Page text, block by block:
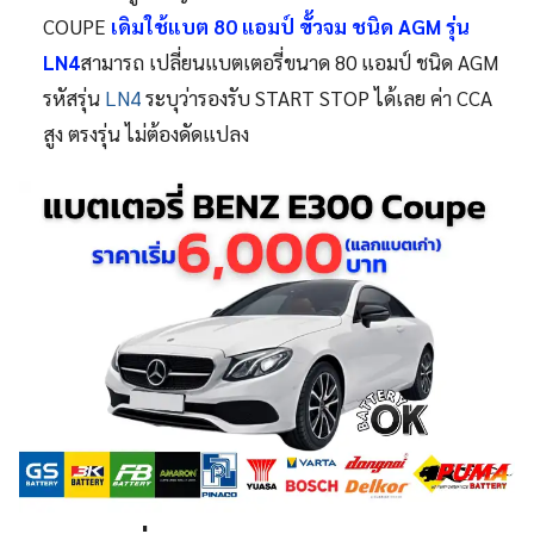
COUPE เดิมใช้แบต 80 แอมป์ ขั้วจม ชนิด AGM รุ่น
LN4สามารถ เปลี่ยนแบตเตอรี่ขนาด 80 แอมป์ ชนิด AGM
รหัสรุ่น LN4ระบุว่ารองรับ START STOP ได้เลย ค่า CCA
สูง ตรงรุ่น ไม่ต้องดัดแปลง